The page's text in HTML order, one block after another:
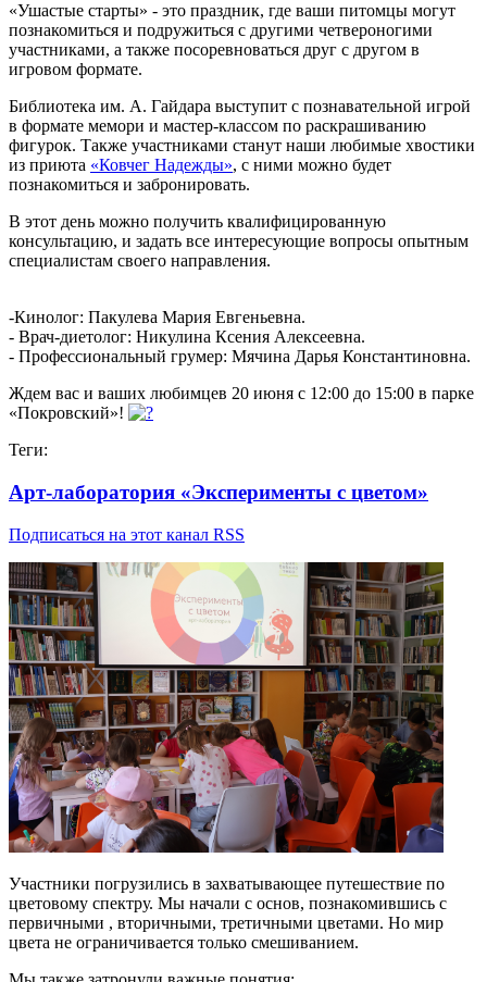
«Ушастые старты» - это праздник, где ваши питомцы могут
познакомиться и подружиться с другими четвероногими
участниками, а также посоревноваться друг с другом в
игровом формате.
Библиотека им. А. Гайдара выступит с познавательной игрой
в формате мемори и мастер-классом по раскрашиванию
фигурок. Также участниками станут наши любимые хвостики
из приюта «Ковчег Надежды», с ними можно будет
познакомиться и забронировать.
В этот день можно получить квалифицированную
консультацию, и задать все интересующие вопросы опытным
специалистам своего направления.
-Кинолог: Пакулева Мария Евгеньевна.
- Врач-диетолог: Никулина Ксения Алексеевна.
- Профессиональный грумер: Мячина Дарья Константиновна.
Ждем вас и ваших любимцев 20 июня с 12:00 до 15:00 в парке
«Покровский»!
Теги:
Арт-лаборатория «Эксперименты с цветом»
Подписаться на этот канал RSS
Участники погрузились в захватывающее путешествие по
цветовому спектру. Мы начали с основ, познакомившись с
первичными , вторичными, третичными цветами. Но мир
цвета не ограничивается только смешиванием.